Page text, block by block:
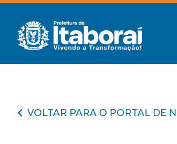
VOLTAR PARA O PORTAL DE